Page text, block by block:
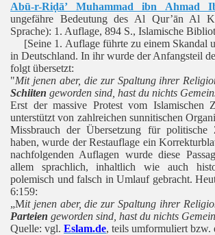
Abū-r-Riḍā’ Muhammad ibn Ahmad
ungefähre Bedeutung des Al Qur’ān Al
Sprache): 1. Auflage, 894 S., Islamische
[Seine 1. Auflage führte zu einem Skandal
in Deutschland. In ihr wurde der Anfangsteil
folgt übersetzt:
"Mit jenen aber, die zur Spaltung ihrer
Schiiten geworden sind, hast du nichts
Erst der massive Protest vom Islamischen
unterstützt von zahlreichen sunnitischen
Missbrauch der Übersetzung für politische
haben, wurde der Restauflage ein
nachfolgenden Auflagen wurde diese
allem sprachlich, inhaltlich wie auch
polemisch und falsch in Umlauf gebracht.
6:159:
„Mit jenen aber, die zur Spaltung ihrer
Parteien geworden sind, hast du nichts
Quelle: vgl. Eslam.de, teils umformuliert bzw.